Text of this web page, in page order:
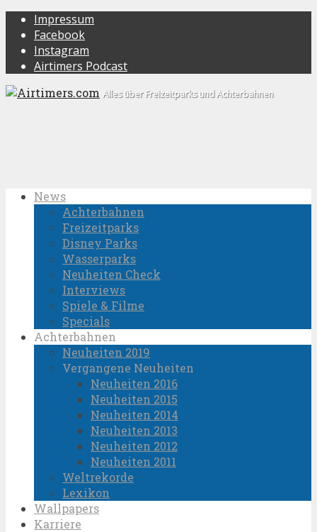
Impressum
Facebook
Instagram
Airtimers Podcast
Alles über Freizeitparks und Achterbahnen
News
Achterbahnen
Freizeitparks
Disney Parks
Wasserparks
Neuheiten Check
Interviews
Spiele & Filme
Specials
Achterbahnen
Neuheiten 2019
Vergangene Neuheiten
Neuheiten 2016
Neuheiten 2015
Neuheiten 2014
Neuheiten 2013
Neuheiten 2012
Neuheiten 2011
Weltrekorde
Lexikon
Wallpapers
Karriere